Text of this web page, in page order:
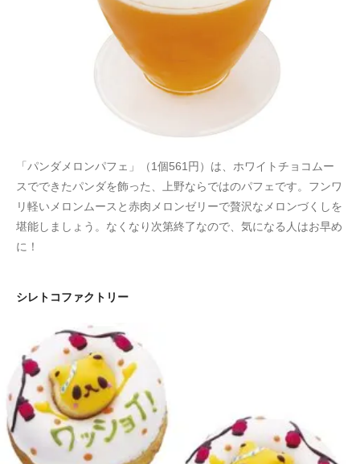
「パンダメロンパフェ」（1個561円）は、ホワイトチョコムー
スでできたパンダを飾った、上野ならではのパフェです。フンワ
リ軽いメロンムースと赤肉メロンゼリーで贅沢なメロンづくしを
堪能しましょう。なくなり次第終了なので、気になる人はお早め
に！
シレトコファクトリー